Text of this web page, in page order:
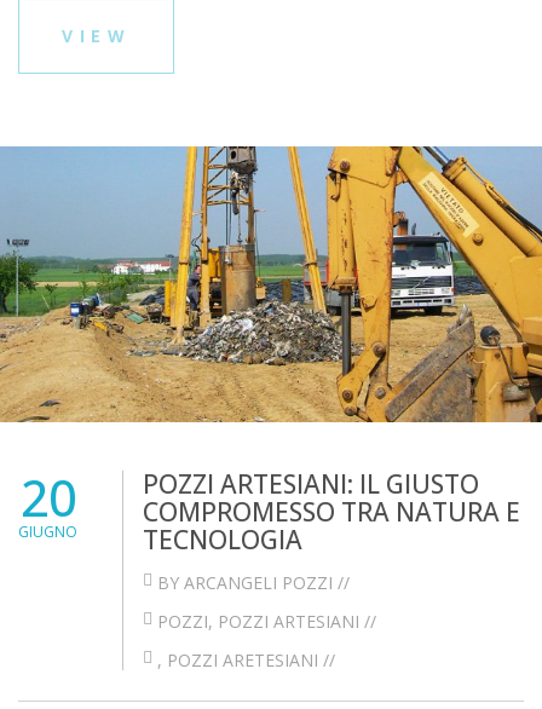
VIEW
20
GIUGNO
POZZI ARTESIANI: IL GIUSTO
COMPROMESSO TRA NATURA E
TECNOLOGIA
BY ARCANGELI POZZI //
POZZI, POZZI ARTESIANI //
, POZZI ARETESIANI //